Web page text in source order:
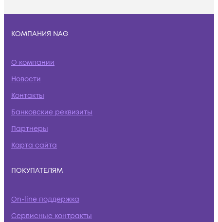
КОМПАНИЯ NAG
О компании
Новости
Контакты
Банковские реквизиты
Партнеры
Карта сайта
ПОКУПАТЕЛЯМ
On-line поддержка
Сервисные контракты